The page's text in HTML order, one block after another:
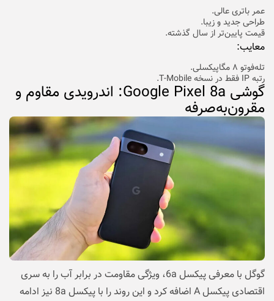
عمر باتری عالی.
طراحی جدید و زیبا.
قیمت پایین‌تر از سال گذشته.
معایب:
تله‌فوتو ۸ مگاپیکسلی.
رتبه IP فقط در نسخه T-Mobile.
گوشی Google Pixel 8a: اندرویدی مقاوم و
مقرون‌به‌صرفه
گوگل با معرفی پیکسل 6a، ویژگی مقاومت در برابر آب را به سری
اقتصادی پیکسل A اضافه کرد و این روند را با پیکسل 8a نیز ادامه